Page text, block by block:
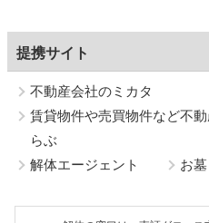
提携サイト
不動産会社のミカタ
賃貸物件や売買物件など不
らぶ
解体エージェント
お